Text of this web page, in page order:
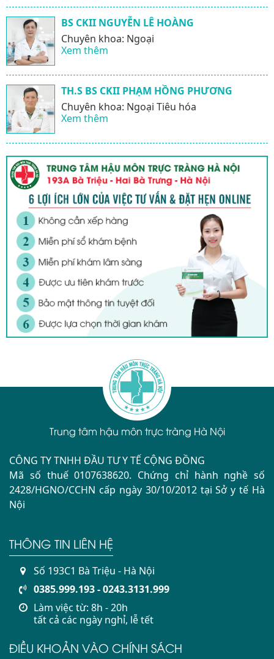
BS CKII NGUYỄN LÊ HOÀNG
Chuyên khoa: Ngoại
Xem thêm
TH.S BS CKII PHẠM HỒNG PHƯƠNG
Chuyên khoa: Ngoại Tiêu hóa
Xem thêm
Trung tâm hậu môn trực tràng Hà Nội
CÔNG TY TNHH ĐẦU TƯ Y TẾ CỘNG ĐỒNG
Mã số thuế 0107638620. Chứng chỉ hành nghề số
2428/HGNO/CCHN cấp ngày 30/10/2012 tại Sở y tế Hà
Nội
THÔNG TIN LIÊN HỆ
Số 193C1 Bà Triệu - Hà Nội
0385.999.193 - 0243.3131.999
Làm việc từ: 8h - 20h
tất cả các ngày nghỉ, lễ tết
ĐIỀU KHOẢN VÀO CHÍNH SÁCH